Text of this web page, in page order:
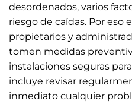
desordenados, varios
riesgo de caídas. Por
propietarios y
tomen medidas
instalaciones seguras
incluye revisar
inmediato cualquier